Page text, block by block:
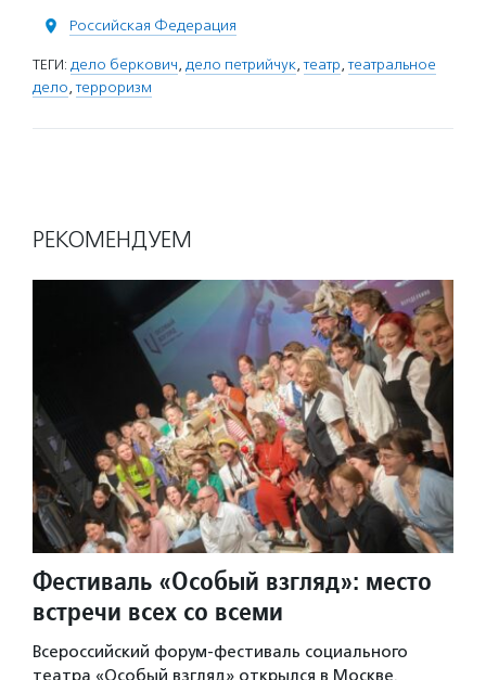
Российская Федерация
ТЕГИ: дело беркович, дело петрийчук,театр,театральное
дело,терроризм
РЕКОМЕНДУЕМ
Фестиваль «Особый взгляд»: место
встречи всех со всеми
Всероссийский форум-фестиваль социального
театра «Особый взгляд» открылся в Москве.